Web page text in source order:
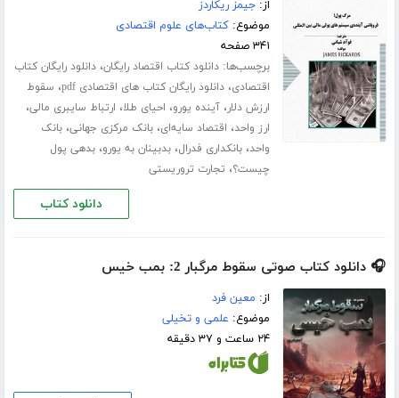
از:جیمز ریکاردز
موضوع:کتاب‌های علوم اقتصادی
۳۴۱ صفحه
برچسب‌ها:دانلود کتاب اقتصاد رایگان،دانلود رایگان کتاب
اقتصادی،دانلود رایگان کتاب های اقتصادی pdf ، سقوط
ارزش دلار،آینده یورو، احیای طلا، ارتباط سایبری مالی،
ارز واحد، اقتصاد سایه‌ای،بانک مرکزی جهانی،بانک
واحد،بانکداری فدرال،بدبینان به یورو،بدهی پول
چیست؟، تجارت تروریستی
دانلود کتاب
🎧 دانلود کتاب صوتی سقوط مرگبار 2: بمب خیس
از: معین فرد
موضوع: علمی و تخیلی
۲۴ ساعت و ۳۷ دقیقه